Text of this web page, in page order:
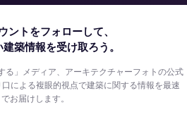
ントをフォローして、
築情報を受け取ろう。
る」メディア、アーキテクチャーフォトの公式
による複眼的視点で建築に関する情報を最速
でお届けします。